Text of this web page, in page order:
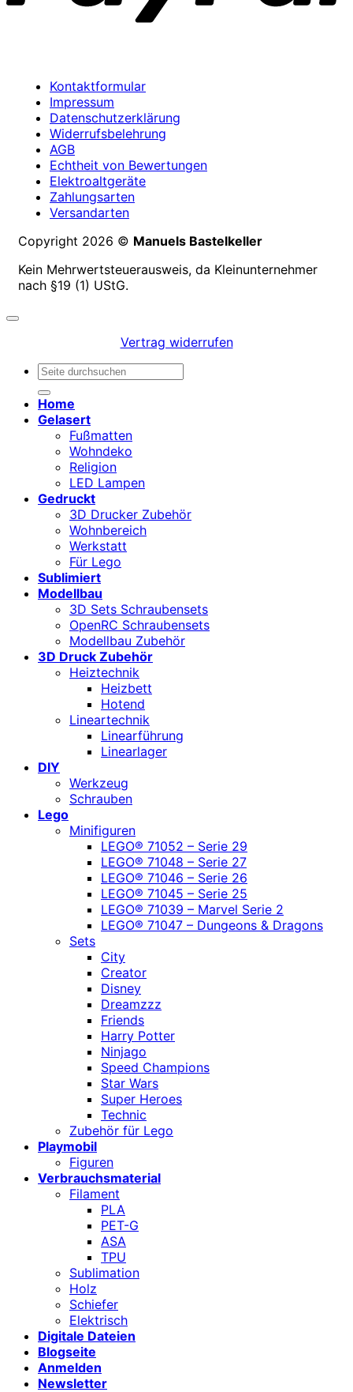
Kontaktformular
Impressum
Datenschutzerklärung
Widerrufsbelehrung
AGB
Echtheit von Bewertungen
Elektroaltgeräte
Zahlungsarten
Versandarten
Copyright 2026 © Manuels Bastelkeller
Kein Mehrwertsteuerausweis, da Kleinunternehmer
nach §19 (1) UStG.
Vertrag widerrufen
Suchen
Home
Gelasert
Fußmatten
Wohndeko
Religion
LED Lampen
Gedruckt
3D Drucker Zubehör
Wohnbereich
Werkstatt
Für Lego
Sublimiert
Modellbau
3D Sets Schraubensets
OpenRC Schraubensets
Modellbau Zubehör
3D Druck Zubehör
Heiztechnik
Heizbett
Hotend
Lineartechnik
Linearführung
Linearlager
DIY
Werkzeug
Schrauben
Lego
Minifiguren
LEGO® 71052 – Serie 29
LEGO® 71048 – Serie 27
LEGO® 71046 – Serie 26
LEGO® 71045 – Serie 25
LEGO® 71039 – Marvel Serie 2
LEGO® 71047 – Dungeons & Dragons
Sets
City
Creator
Disney
Dreamzzz
Friends
Harry Potter
Ninjago
Speed Champions
Star Wars
Super Heroes
Technic
Zubehör für Lego
Playmobil
Figuren
Verbrauchsmaterial
Filament
PLA
PET-G
ASA
TPU
Sublimation
Holz
Schiefer
Elektrisch
Digitale Dateien
Blogseite
Anmelden
Newsletter